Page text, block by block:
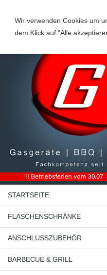
STARTSEITE
FLASCHENSCHRÄNKE
ANSCHLUSSZUBEHÖR
BARBECUE & GRILL
Wir verwenden Cookies um
dem Klick auf "Alle